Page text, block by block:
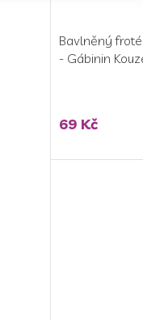
Bavlněný
- Gábinin
69 Kč